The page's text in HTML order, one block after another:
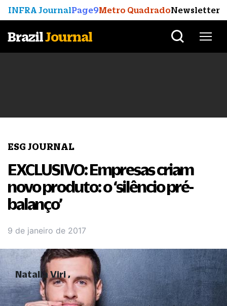
INFRA JournalPage9Metro QuadradoNewsletter
BrazilJournal
ESG JOURNAL
EXCLUSIVO: Empresas criam
novo produto: o ‘silêncio pré-
balanço’
9 de janeiro de 2017
Natalia Viri